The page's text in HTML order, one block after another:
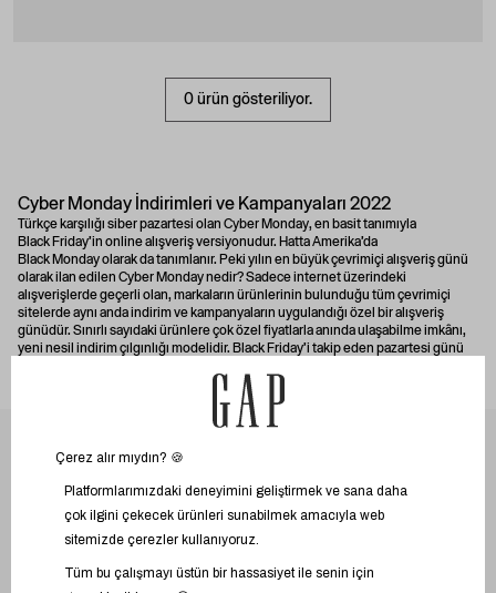
0 ürün gösteriliyor.
Cyber Monday İndirimleri ve Kampanyaları 2022
Türkçe karşılığı siber pazartesi olan Cyber Monday, en basit tanımıyla
Black Friday’in online alışveriş versiyonudur. Hatta Amerika’da
Black Mondayolarak da tanımlanır. Peki yılın en büyük çevrimiçi alışveriş günü
olarak ilan edilen Cyber Monday nedir?Sadece internet üzerindeki
alışverişlerde geçerli olan, markaların ürünlerinin bulunduğu tüm çevrimiçi
sitelerde aynı anda indirim ve kampanyaların uygulandığı özel bir alışveriş
günüdür. Sınırlı sayıdaki ürünlere çok özel fiyatlarla anında ulaşabilme imkânı,
yeni nesil indirim çılgınlığı modelidir. Black Friday’i takip eden pazartesi günü
pazartesidir. Kasım ayı sonlarına denk gelen Cyber Monday için e-mail
adresini kontrol etmeyi unutma. Mutlaka favori markalarının bugüne özel
ilgili reklamlar olacaktır.
Cyber Monday (Siber Pazartesi) Ne Demek?
sonucunda,Black Fridaysatışlarından sonra pazartesi günü satış rakamları aşırı
artış göstermiş ve bu durum pazarlama uzmanlarının dikkatini çekmiş. Bir başka
takip etmiş ancak pazartesi günü sipariş vermiş. Bu durumun tüketiciler
açısından psikolojik olduğu düşünülmüş ve satışı artırdığı için
Cyber Mondayadı altındaki indirim furyası kalıcı hale getirilmiş. Bundan
ÖZEL SAYFALAR
Yılbaşı Hediye Önerileri
Sevgililer Günü
Black Friday
MÜŞTERİ HİZMETLERİ
Bize Ulaşın
ALIŞVERİŞ